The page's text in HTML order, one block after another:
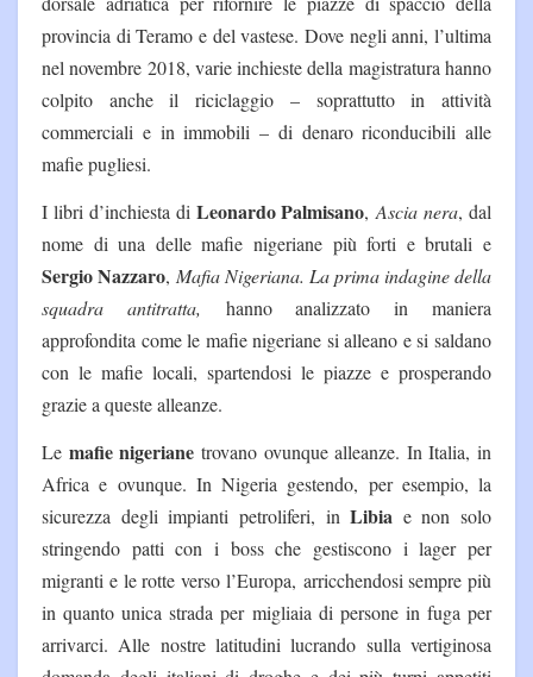
provincia di Teramo e del vastese. Dove negli anni, l’ultima
nel novembre 2018, varie inchieste della magistratura hanno
colpito anche il riciclaggio – soprattutto in attività
commerciali e in immobili – di denaro riconducibili alle
mafie pugliesi.
I libri d’inchiesta di Leonardo Palmisano,Ascia nera, dal
nome di una delle mafie nigeriane più forti e brutali e
Sergio Nazzaro, Mafia Nigeriana. La prima indagine della
squadra antitratta, hanno analizzato in maniera
approfondita come le mafie nigeriane si alleano e si saldano
con le mafie locali, spartendosi le piazze e prosperando
grazie a queste alleanze.
Le mafie nigeriane trovano ovunque alleanze. In Italia, in
Africa e ovunque. In Nigeria gestendo, per esempio, la
sicurezza degli impianti petroliferi, inLibia e non solo
stringendo patti con i boss che gestiscono i lager per
migranti e le rotte verso l’Europa, arricchendosi sempre più
in quanto unica strada per migliaia di persone in fuga per
arrivarci. Alle nostre latitudini lucrando sulla vertiginosa